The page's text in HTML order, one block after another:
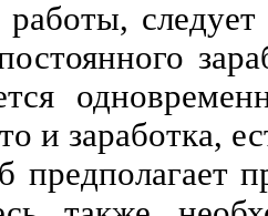
работы,
и заработка,
предполагает